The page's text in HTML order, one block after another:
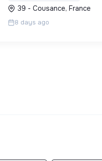
39 - Cousance, France
8 days ago